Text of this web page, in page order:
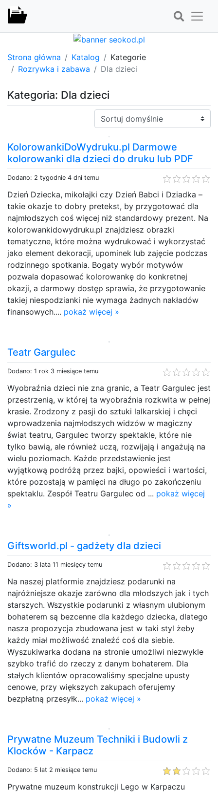
Strona główna Katalog
Kategorie
Rozrywka i zabawa
Dla dzieci
Kategoria: Dla dzieci
Sortuj:
KolorowankiDoWydruku.pl Darmowe
kolorowanki dla dzieci do druku lub PDF
Dodano: 2 tygodnie 4 dni temu
Dzień Dziecka, mikołajki czy Dzień Babci i Dziadka –
takie okazje to dobry pretekst, by przygotować dla
najmłodszych coś więcej niż standardowy prezent. Na
kolorowankidowydruku.pl znajdziesz obrazki
tematyczne, które można wydrukować i wykorzystać
jako element dekoracji, upominek lub zajęcie podczas
rodzinnego spotkania. Bogaty wybór motywów
pozwala dopasować kolorowankę do konkretnej
okazji, a darmowy dostęp sprawia, że przygotowanie
takiej niespodzianki nie wymaga żadnych nakładów
finansowych.... pokaż więcej »
Teatr Gargulec
Dodano: 1 rok 3 miesiące temu
Wyobraźnia dzieci nie zna granic, a Teatr Gargulec jest
przestrzenią, w której ta wyobraźnia rozkwita w pełnej
krasie. Zrodzony z pasji do sztuki lalkarskiej i chęci
wprowadzenia najmłodszych widzów w magiczny
świat teatru, Gargulec tworzy spektakle, które nie
tylko bawią, ale również uczą, rozwijają i angażują na
wielu poziomach. Każde przedstawienie jest
wyjątkową podróżą przez bajki, opowieści i wartości,
które pozostają w pamięci na długo po zakończeniu
spektaklu. Zespół Teatru Gargulec od ... pokaż więcej
»
Giftsworld.pl - gadżety dla dzieci
Dodano: 3 lata 11 miesięcy temu
Na naszej platformie znajdziesz podarunki na
najróżniejsze okazje zarówno dla młodszych jak i tych
starszych. Wszystkie podarunki z własnym ulubionym
bohaterem są bezcenne dla każdego dziecka, dlatego
nasza propozycja zbudowana jest w taki styl żeby
każdy miał możliwość znaleźć coś dla siebie.
Wyszukiwarka dodana na stronie umożliwi niezwykle
szybko trafić do rzeczy z danym bohaterem. Dla
stałych klientów opracowaliśmy specjalne upusty
cenowe, przy większych zakupach oferujemy
bezpłatną przesyłk... pokaż więcej »
Prywatne Muzeum Techniki i Budowli z
Klocków - Karpacz
Dodano: 5 lat 2 miesiące temu
Prywatne muzeum konstrukcji Lego w Karpaczu